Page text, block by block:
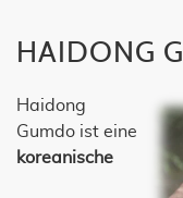
HAIDONG
Haidong
Gumdo ist eine
koreanische